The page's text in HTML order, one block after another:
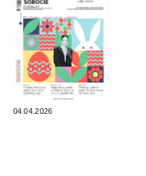
04.04.2026